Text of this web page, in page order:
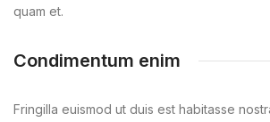
quam et.
Condimentum enim
Fringilla euismod ut duis est habitasse